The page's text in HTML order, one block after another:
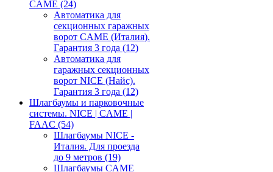
CAME (24)
Автоматика для
секционных гаражных
ворот CAME (Италия).
Гарантия 3 года (12)
Автоматика для
гаражных секционных
ворот NICE (Найс).
Гарантия 3 года (12)
Шлагбаумы и парковочные
системы. NICE | CAME |
FAAC (54)
Шлагбаумы NICE -
Италия. Для проезда
до 9 метров (19)
Шлагбаумы CAME